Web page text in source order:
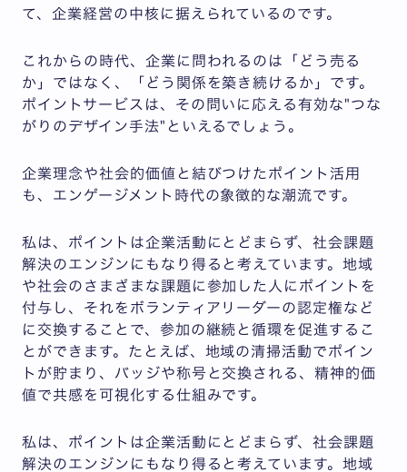
て、企業経営の中核に据えられているのです。
これからの時代、企業に問われるのは「どう売る
か」ではなく、「どう関係を築き続けるか」です。
ポイントサービスは、その問いに応える有効な"つな
がりのデザイン手法"といえるでしょう。
企業理念や社会的価値と結びつけたポイント活用
も、エンゲージメント時代の象徴的な潮流です。
私は、ポイントは企業活動にとどまらず、社会課題
解決のエンジンにもなり得ると考えています。地域
や社会のさまざまな課題に参加した人にポイントを
付与し、それをボランティアリーダーの認定権など
に交換することで、参加の継続と循環を促進するこ
とができます。たとえば、地域の清掃活動でポイン
トが貯まり、バッジや称号と交換される、精神的価
値で共感を可視化する仕組みです。
私は、ポイントは企業活動にとどまらず、社会課題
解決のエンジンにもなり得ると考えています。地域